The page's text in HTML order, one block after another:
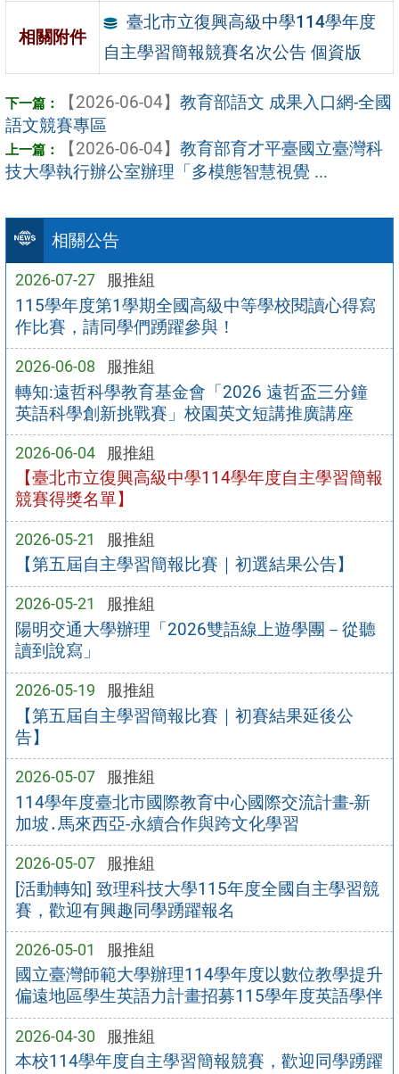
相關公告
2026-07-27 服推組
115學年度第1學期全國高級中等學校閱讀心得寫
作比賽，請同學們踴躍參與！
2026-06-08 服推組
轉知:遠哲科學教育基金會「2026 遠哲盃三分鐘
英語科學創新挑戰賽」校園英文短講推廣講座
2026-06-04 服推組
【臺北市立復興高級中學114學年度自主學習簡報
競賽得獎名單】
2026-05-21 服推組
【第五屆自主學習簡報比賽｜初選結果公告】
2026-05-21 服推組
陽明交通大學辦理「2026雙語線上遊學團－從聽
讀到說寫」
2026-05-19 服推組
【第五屆自主學習簡報比賽｜初賽結果延後公
告】
2026-05-07 服推組
114學年度臺北市國際教育中心國際交流計畫-新
加坡․馬來西亞-永續合作與跨文化學習
2026-05-07 服推組
[活動轉知] 致理科技大學115年度全國自主學習競
賽，歡迎有興趣同學踴躍報名
2026-05-01 服推組
國立臺灣師範大學辦理114學年度以數位教學提升
偏遠地區學生英語力計畫招募115學年度英語學伴
2026-04-30 服推組
本校114學年度自主學習簡報競賽，歡迎同學踴躍
相關附件
臺北市立復興高級中學114學年度
自主學習簡報競賽名次公告 個資版
【2026-06-04】 教育部語文 成果入口網-全國
語文競賽專區
【2026-06-04】 教育部育才平臺國立臺灣科
技大學執行辦公室辦理「多模態智慧視覺 ...